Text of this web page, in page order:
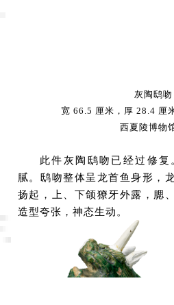
灰陶鸱吻
宽 66.5 厘米，厚 28.4 厘
西夏陵博物
此件灰陶鸱吻已经过修
腻。鸱吻整体呈龙首鱼身形，
扬起，上、下颌獠牙外露，腮
造型夸张，神态生动。